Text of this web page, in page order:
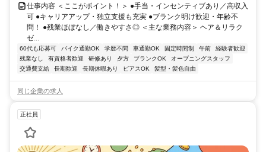
仕事内容 ＜ここがポイント！＞ ●手当・インセンティブあり／高収入
可 ●キャリアアップ・独立支援も充実 ●ブランク明け歓迎・年齢不
問！ ●残業ほぼなし／働きやすさ◎ ＜主な業務内容＞ ヘア＆リラク
ゼ...
60代も応募可 バイク通勤OK 学歴不問 車通勤OK 固定時間制 午前
経験者歓迎
残業なし
有資格者歓迎 研修あり 夕方 ブランクOK
オープニングスタッフ
交通費支給
長期歓迎 長期休暇あり ピアスOK 髪型・髪色自由
同じ企業の求人
正社員